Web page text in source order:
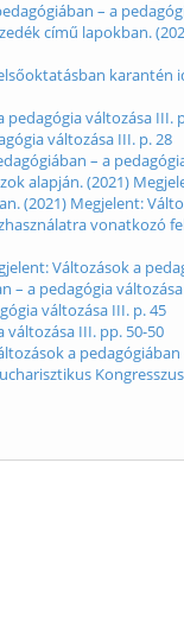
– a
című lapokban.
karantén
változása III.
változása III. p. 28
– a
alapján. (2021)
(2021) Megjelent:
Változások a
– a pedagógia
változása III. p. 45
változása III. pp. 50-50
a